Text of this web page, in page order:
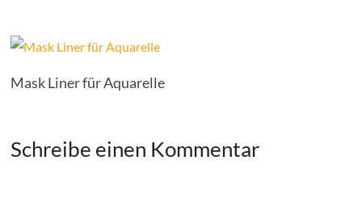
Mask Liner für Aquarelle
Schreibe einen Kommentar